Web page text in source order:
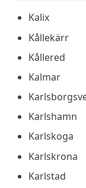
Kalix
Kållekärr
Kållered
Kalmar
Karlshamn
Karlskoga
Karlskrona
Karlstad